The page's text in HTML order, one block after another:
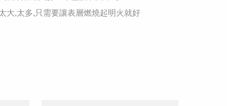
大,太多,只需要讓表層燃燒起明火就好